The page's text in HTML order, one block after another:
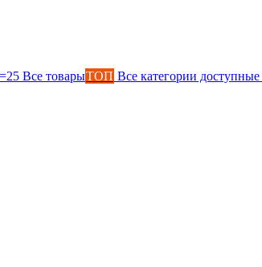
Все товарыТОП Все категории доступные